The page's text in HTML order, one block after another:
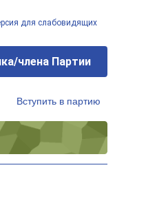
для слабовидящих
члена Партии
Вступить в партию